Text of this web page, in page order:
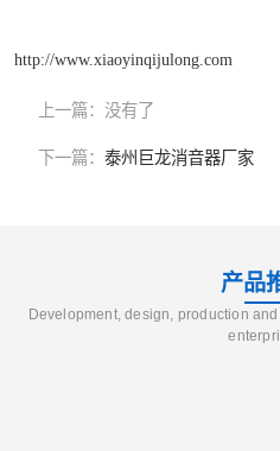
http://www.xiaoyinqijulong.com
上一篇： 没有了
下一篇： 泰州巨龙消音器厂家
产品
Development, design, production